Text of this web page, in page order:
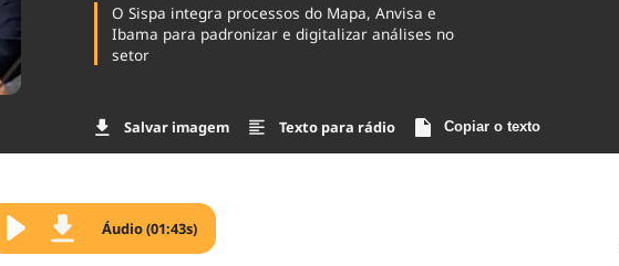
O Sispa integra processos do Mapa, Anvisa e
Ibama para padronizar e digitalizar análises no
setor
Salvar imagem Texto para rádio Copiar o texto
Áudio (01:43s)